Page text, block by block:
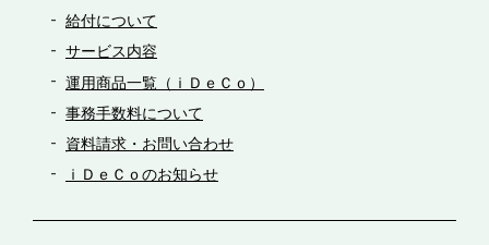
給付について
サービス内容
運用商品一覧（ｉＤｅＣｏ）
事務手数料について
資料請求・お問い合わせ
ｉＤｅＣｏのお知らせ